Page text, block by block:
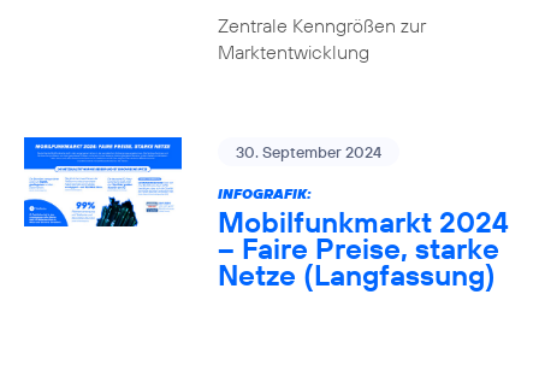
Zentrale Kenngrößen zur
Marktentwicklung
30. September 2024
INFOGRAFIK:
Mobilfunkmarkt 2024
– Faire Preise, starke
Netze (Langfassung)